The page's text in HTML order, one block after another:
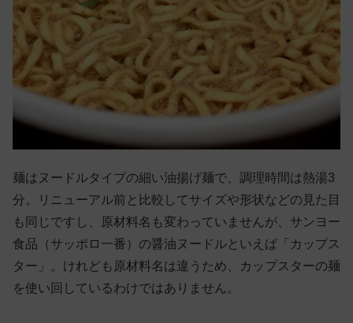
麺はヌードルタイプの細い油揚げ麺で、調理時間は熱湯3
分。リニューアル前と比較してサイズや形状などの見た目
も同じですし、原材料名も変わっていませんが、サンヨー
食品（サッポロ一番）の醤油ヌードルといえば「カップス
ター」。けれども原材料名は違うため、カップスターの麺
を使い回しているわけではありません。